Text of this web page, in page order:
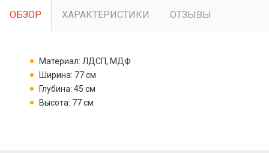
ОБЗОР ХАРАКТЕРИСТИКИ ОТЗЫВЫ
Материал: ЛДСП, МДФ
Ширина: 77 см
Глубина: 45 см
Высота: 77 см